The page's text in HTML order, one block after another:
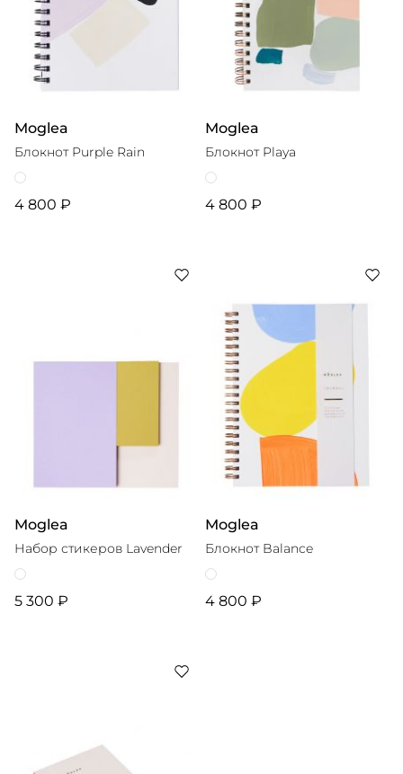
Moglea
Блокнот Purple Rain
4 800 ₽
Moglea
Блокнот Playa
4 800 ₽
Moglea
Набор стикеров Lavender
5 300 ₽
Moglea
Блокнот Balance
4 800 ₽